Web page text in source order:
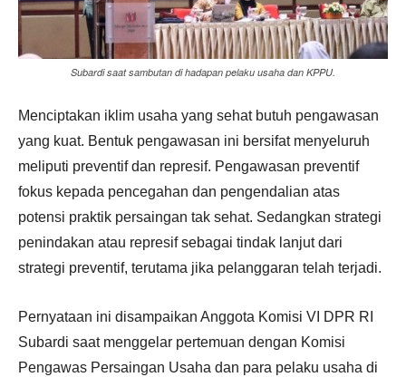
Subardi saat sambutan di hadapan pelaku usaha dan KPPU.
Menciptakan iklim usaha yang sehat butuh pengawasan
yang kuat. Bentuk pengawasan ini bersifat menyeluruh
meliputi preventif dan represif. Pengawasan preventif
fokus kepada pencegahan dan pengendalian atas
potensi praktik persaingan tak sehat. Sedangkan strategi
penindakan atau represif sebagai tindak lanjut dari
strategi preventif, terutama jika pelanggaran telah terjadi.
Pernyataan ini disampaikan Anggota Komisi VI DPR RI
Subardi saat menggelar pertemuan dengan Komisi
Pengawas Persaingan Usaha dan para pelaku usaha di